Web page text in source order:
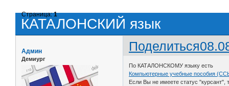
КАТАЛОНСКИЙ язык
Страница:1
Поделиться
Админ
Демиург
По КАТАЛОНСКОМУ языку есть
Компьютерные учебные пособия
Если Вы не имеете статус "курсант",